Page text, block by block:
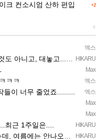
+2
크 컨소시엄 산하 편입
+
엑스
HIKARU
니고, 대놓고...ㅋ ㅋ)
Max
엑스
ㅋㅋ
엑스
이 너무 줄었죠.........
Max
Max
HIKARU
근 1주일은....
HIKARU
안나오는 것 같은.....ㅎ ㅎ)